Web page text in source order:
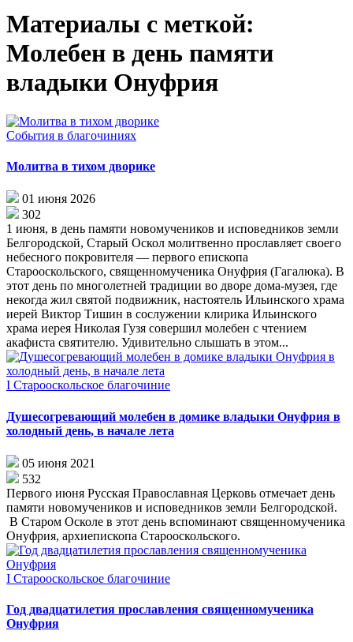
Материалы с меткой:
Молебен в день памяти
владыки Онуфрия
События в благочиниях
Молитва в тихом дворике
01 июня 2026
302
1 июня, в день памяти новомучеников и исповедников земли
Белгородской, Старый Оскол молитвенно прославляет своего
небесного покровителя — первого епископа
Старооскольского, священномученика Онуфрия (Гагалюка). В
этот день по многолетней традиции во дворе дома-музея, где
некогда жил святой подвижник, настоятель Ильинского храма
иерей Виктор Тишин в сослужении клирика Ильинского
храма иерея Николая Гузя совершил молебен с чтением
акафиста святителю. Удивительно слышать в этом...
I Старооскольское благочиние
Душесогревающий молебен в домике владыки Онуфрия в
холодный день, в начале лета
05 июня 2021
532
Первого июня Русская Православная Церковь отмечает день
памяти новомучеников и исповедников земли Белгородской.
В Старом Осколе в этот день вспоминают священномученика
Онуфрия, архиепископа Старооскольского.
I Старооскольское благочиние
Год двадцатилетия прославления священномученика
Онуфрия